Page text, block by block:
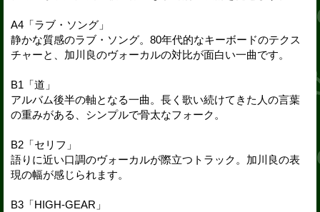
A4「ラブ・ソング」
静かな質感のラブ・ソング。80年代的なキーボードのテクス
チャーと、加川良のヴォーカルの対比が面白い一曲です。
B1「道」
アルバム後半の軸となる一曲。長く歌い続けてきた人の言葉
の重みがある、シンプルで骨太なフォーク。
B2「セリフ」
語りに近い口調のヴォーカルが際立つトラック。加川良の表
現の幅が感じられます。
B3「HIGH-GEAR」